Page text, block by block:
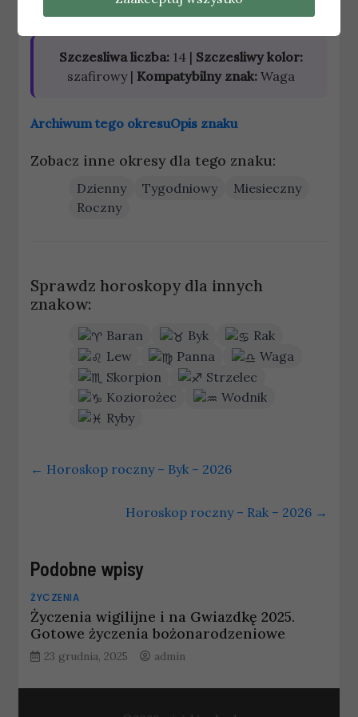
Szczesliwa liczba:14 | Szczesliwy kolor:
szafirowy | Kompatybilny znak:Waga
Archiwum tego okresuOpis znaku
Zobacz inne okresy dla tego znaku:
Dzienny Tygodniowy
Miesieczny
Roczny
Sprawdz horoskopy dla innych
znakow:
Baran Byk
Rak
Lew
Panna
Waga
Skorpion
Strzelec
Koziorożec
Wodnik
Ryby
← Horoskop roczny – Byk – 2026
Horoskop roczny – Rak – 2026 →
Podobne wpisy
ŻYCZENIA
Życzenia wigilijne i na Gwiazdkę 2025.
Gotowe życzenia bożonarodzeniowe
23 grudnia, 2025 admin